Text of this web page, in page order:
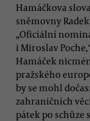
Hamáčkova
sněmovny
„Oficiální
i Miroslav
Hamáček
pražského
by se mohl
zahraničních
pátek po schůze